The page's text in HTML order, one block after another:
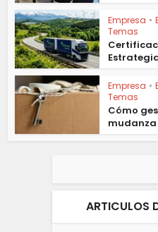
Empresa •
Temas
Empresa •
Temas
Cómo
mudanza
ARTICULOS